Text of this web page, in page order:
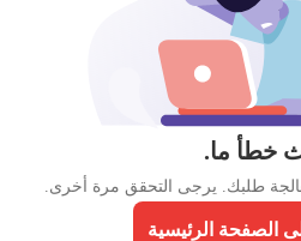
خطأ ما.
طلبك. يرجى التحقق مرة أخرى.
الصفحة الرئيسية